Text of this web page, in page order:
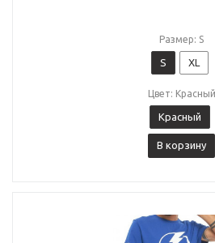
Размер: S
S XL
Цвет: Красный
Красный
В корзину